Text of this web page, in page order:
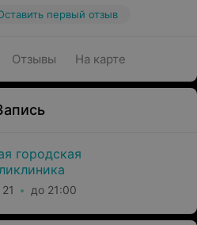
первый отзыв
Отзывы На карте
городская
до 21:00